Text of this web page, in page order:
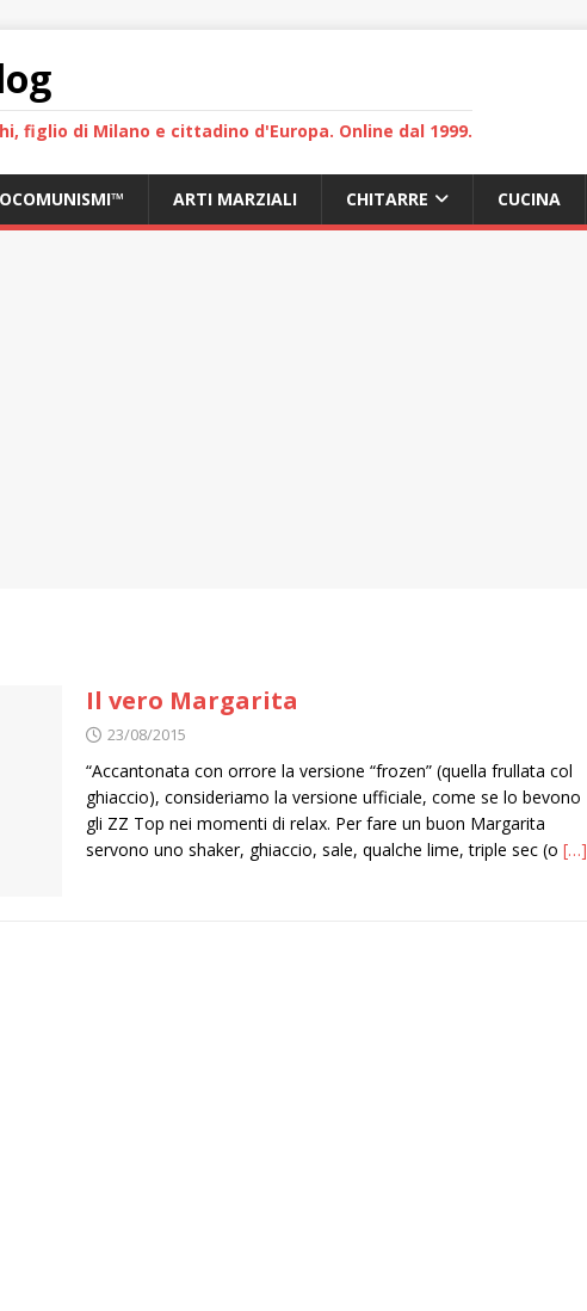
figlio di Milano e cittadino d'Europa. Online dal 1999.
ARTI MARZIALI CHITARRE CUCINA
Il vero Margarita
23/08/2015
“Accantonata con orrore la versione “frozen” (quella frullata col
ghiaccio), consideriamo la versione ufficiale, come se lo bevono
gli ZZ Top nei momenti di relax. Per fare un buon Margarita
servono uno shaker, ghiaccio, sale, qualche lime, triple sec (o […]